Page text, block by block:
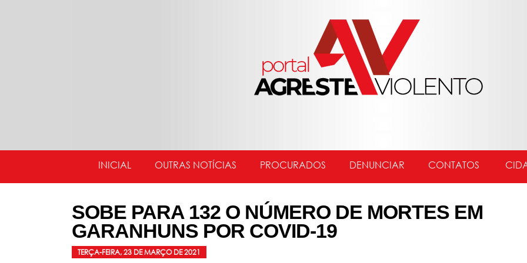
INICIAL OUTRAS NOTÍCIAS PROCURADOS DENUNCIAR CONTATOS
SOBE PARA 132 O NÚMERO DE MORTES EM
GARANHUNS POR COVID-19
TERÇA-FEIRA, 23 DE MARÇO DE 2021